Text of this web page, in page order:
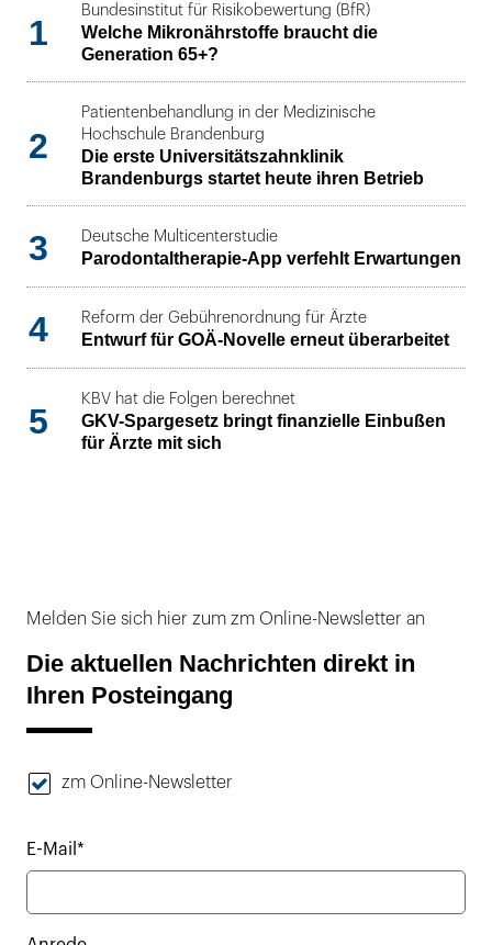
1
Bundesinstitut für Risikobewertung (BfR)
Welche Mikronährstoffe braucht die
Generation 65+?
2
Patientenbehandlung in der Medizinische
Hochschule Brandenburg
Die erste Universitätszahnklinik
Brandenburgs startet heute ihren Betrieb
3 Deutsche Multicenterstudie
Parodontaltherapie-App verfehlt Erwartungen
4 Reform der Gebührenordnung für Ärzte
Entwurf für GOÄ-Novelle erneut überarbeitet
5
KBV hat die Folgen berechnet
GKV-Spargesetz bringt finanzielle Einbußen
für Ärzte mit sich
Melden Sie sich hier zum zm Online-Newsletter an
Die aktuellen Nachrichten direkt in
Ihren Posteingang
zm Online-Newsletter
E-Mail*